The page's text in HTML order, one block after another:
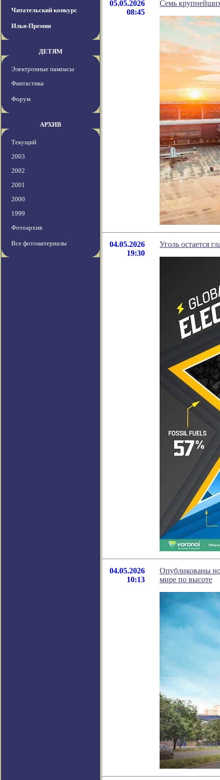
Читательский конкурс
Илья-Премия
ДЕТЯМ
Электронные пампасы
Фантастика
Форум
АРХИВ
Текущий
2003
2002
2001
2000
1999
Фотоархив
Все фотоматериалы
05.05.2026
08:45
Семь
04.05.2026
19:30
Уголь остается
04.05.2026
10:13
Опубликованы
мире по высоте